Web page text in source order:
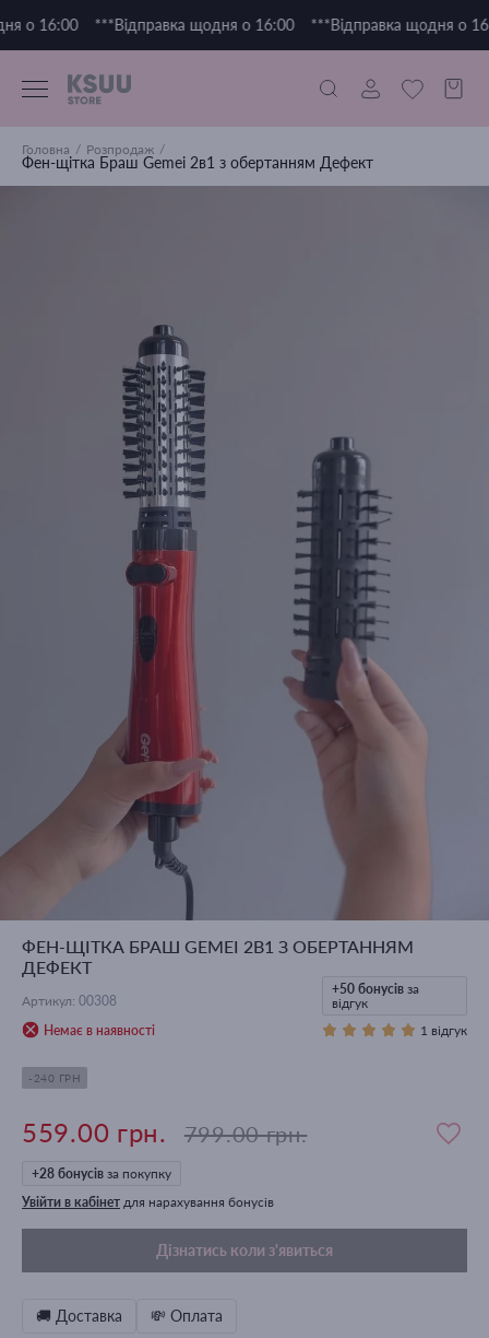
о 16:00 ***Відправка щодня о 16:00 ***Відправка щодня о
Головна Розпродаж
Фен-щітка Браш Gemei 2в1 з обертанням Дефект
ФЕН-ЩІТКА БРАШ GEMEI 2В1 З ОБЕРТАННЯМ
ДЕФЕКТ
Артикул: 00308
Немає в наявності
+50 бонусів за
відгук
1 відгук
-240 ГРН
559.00 грн. 799.00 грн.
+28 бонусів за покупку
Увійти в кабінет для нарахування бонусів
Дізнатись коли з'явиться
🚚 Доставка 💸 Оплата